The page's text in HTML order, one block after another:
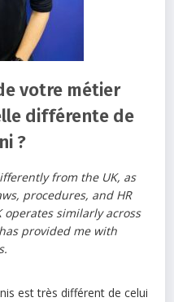
votre métier
différente de
?
from the UK, as
procedures, and HR
operates similarly across
provided me with
est très différent de celui